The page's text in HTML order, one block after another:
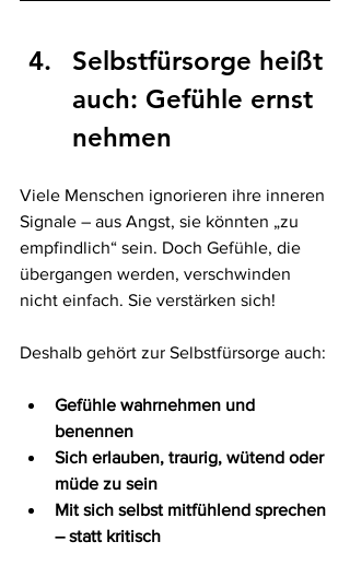
Selbstfürsorge heißt
auch: Gefühle ernst
nehmen
Viele Menschen ignorieren ihre inneren
Signale – aus Angst, sie könnten „zu
empfindlich“ sein. Doch Gefühle, die
übergangen werden, verschwinden
nicht einfach. Sie verstärken sich!
Deshalb gehört zur Selbstfürsorge auch:
Gefühle wahrnehmen und
benennen
Sich erlauben, traurig, wütend oder
müde zu sein
Mit sich selbst mitfühlend sprechen
– statt kritisch